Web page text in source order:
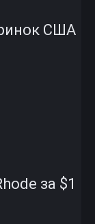
ринок США
за $1